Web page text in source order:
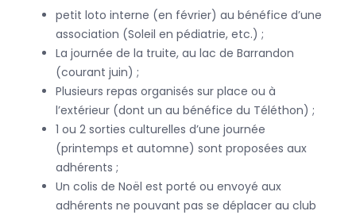
petit loto interne (en février) au bénéfice d’une
association (Soleil en pédiatrie, etc.) ;
La journée de la truite, au lac de Barrandon
(courant juin) ;
Plusieurs repas organisés sur place ou à
l’extérieur (dont un au bénéfice du Téléthon) ;
1 ou 2 sorties culturelles d’une journée
(printemps et automne) sont proposées aux
adhérents ;
Un colis de Noël est porté ou envoyé aux
adhérents ne pouvant pas se déplacer au club